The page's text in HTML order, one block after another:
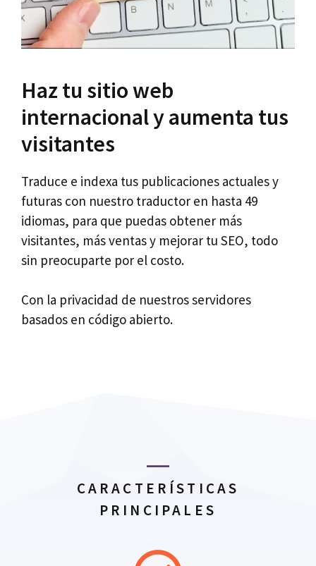
Haz tu sitio web
internacional y aumenta tus
visitantes
Traduce e indexa tus publicaciones actuales y
futuras con nuestro traductor en hasta 49
idiomas, para que puedas obtener más
visitantes, más ventas y mejorar tu SEO, todo
sin preocuparte por el costo.
Con la privacidad de nuestros servidores
basados en código abierto.
CARACTERÍSTICAS
PRINCIPALES